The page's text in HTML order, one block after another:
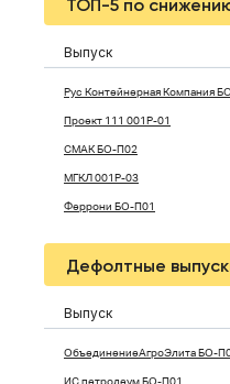
ТОП-5 по
Выпуск
Рус Контейнерная Компания
Проект 111 001Р-01
СМАК БО-П02
МГКЛ 001Р-03
Феррони БО-П01
Дефолтные
Выпуск
ОбъединениеАгроЭлита БО-
ИС петролеум БО-П01